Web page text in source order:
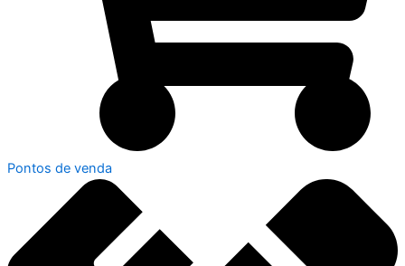
Pontos de venda